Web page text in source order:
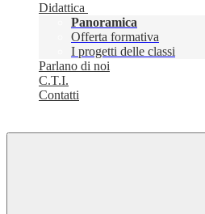
Didattica
Panoramica
Offerta formativa
I progetti delle classi
Parlano di noi
C.T.I.
Contatti